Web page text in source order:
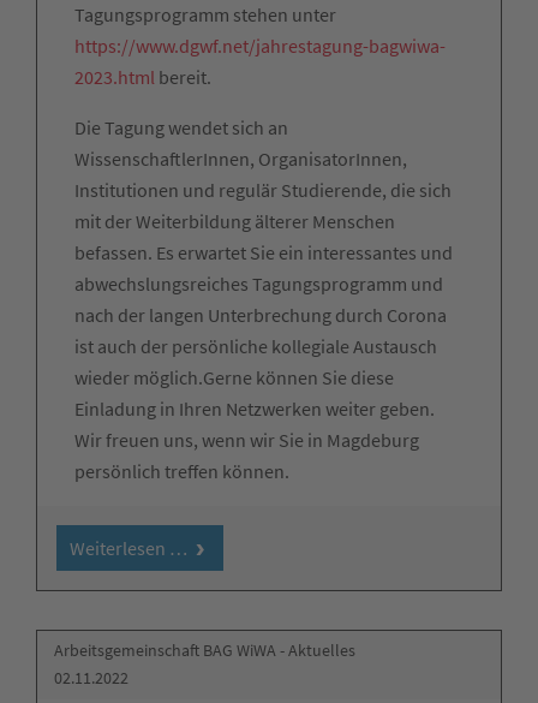
Tagungsprogramm stehen unter
https://www.dgwf.net/jahrestagung-bagwiwa-
2023.html bereit.
Die Tagung wendet sich an
WissenschaftlerInnen, OrganisatorInnen,
Institutionen und regulär Studierende, die sich
mit der Weiterbildung älterer Menschen
befassen. Es erwartet Sie ein interessantes und
abwechslungsreiches Tagungsprogramm und
nach der langen Unterbrechung durch Corona
ist auch der persönliche kollegiale Austausch
wieder möglich.Gerne können Sie diese
Einladung in Ihren Netzwerken weiter geben.
Wir freuen uns, wenn wir Sie in Magdeburg
persönlich treffen können.
Weiterlesen …
Arbeitsgemeinschaft BAG WiWA - Aktuelles
02.11.2022